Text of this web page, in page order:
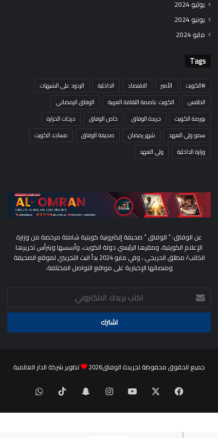
يوليو 2024
يونيو 2024
مايو 2024
Tags
#الكويت الأمير الاقتصاد الداخلية
الردود على الشبهات
الطقس
الكويت عاصمة الثقافة العربية
الوفاق الرمضاني
بورصة الكويت
جريدة الوفاق خاص الوفاق
درجات الحرارة
سمو ولي العهد
شهر رمضان صحيفة الوفاق
مساجد الكويت
وزارة الداخلية
ولي العهد
عن الوفاق: ” الوفاق ” صحيفة إلكترونية كويتية شاملة مرخصة من وزارة
الإعلام الكويتية، ومقرها الرئيسي دولة الكويت، وأسسها ويترأس تحريرها
الكاتب/ مطلق الحريجي ، وفي مايو 2024 بدأ البث التجريبي لموقع الصحيفة
ومنصاتها الإخبارية على مواقع التواصل المختلفة.
اكتب
بريدك
الالكتروني
جميع الحقوق محفوظة لجريدة الوفاق2026 تطوير شركة الدار العالمية
فيسبوك ‫YouTubeانستقرامسناب
تشات
‫TikTokواتساب